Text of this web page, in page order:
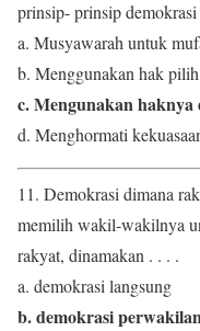
prinsip- prinsip
a. Musyawarah untuk
b. Menggunakan hak
c. Mengunakan haknya
d. Menghormati
11. Demokrasi dimana
memilih wakil-wakilnya
rakyat, dinamakan . . . .
a. demokrasi langsung
b. demokrasi